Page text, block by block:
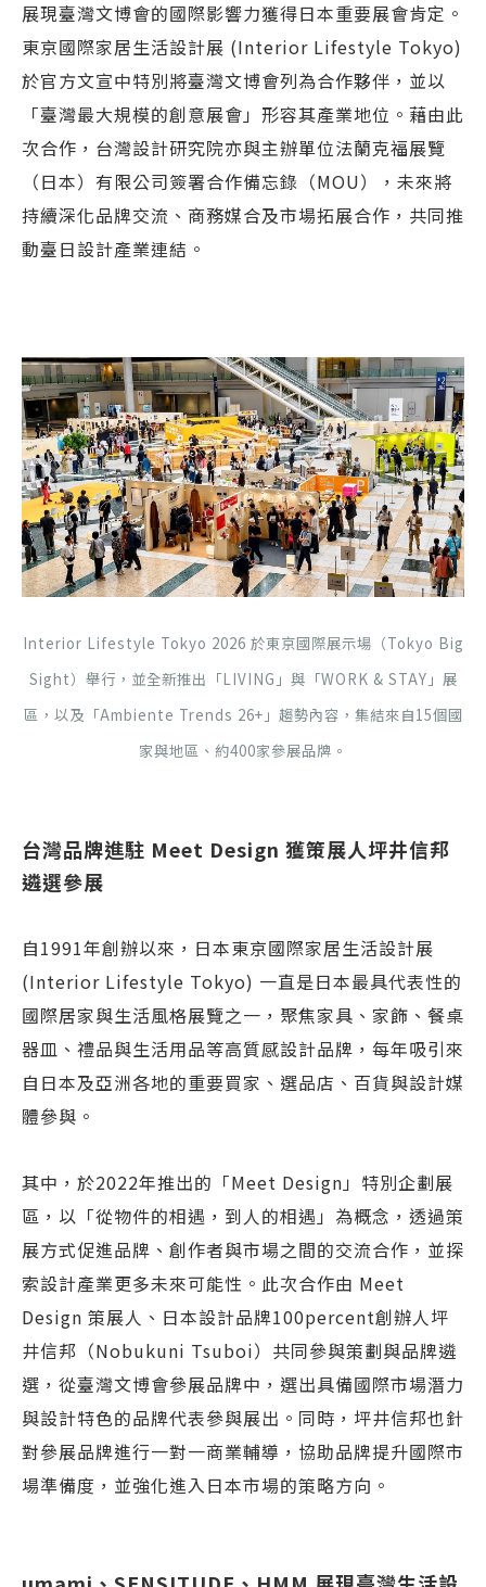
展現臺灣文博會的國際影響力獲得日本重要展會肯定。
東京國際家居生活設計展 (Interior Lifestyle Tokyo)
於官方文宣中特別將臺灣文博會列為合作夥伴，並以
「臺灣最大規模的創意展會」形容其產業地位。藉由此
次合作，台灣設計研究院亦與主辦單位法蘭克福展覽
（日本）有限公司簽署合作備忘錄（MOU），未來將
持續深化品牌交流、商務媒合及市場拓展合作，共同推
動臺日設計產業連結。
Interior Lifestyle Tokyo 2026 於東京國際展示場（Tokyo Big
Sight）舉行，並全新推出「LIVING」與「WORK & STAY」展
區，以及「Ambiente Trends 26+」趨勢內容，集結來自15個國
家與地區、約400家參展品牌。
台灣品牌進駐 Meet Design 獲策展人坪井信邦
遴選參展
自1991年創辦以來，日本東京國際家居生活設計展
(Interior Lifestyle Tokyo) 一直是日本最具代表性的
國際居家與生活風格展覽之一，聚焦家具、家飾、餐桌
器皿、禮品與生活用品等高質感設計品牌，每年吸引來
自日本及亞洲各地的重要買家、選品店、百貨與設計媒
體參與。
其中，於2022年推出的「Meet Design」特別企劃展
區，以「從物件的相遇，到人的相遇」為概念，透過策
展方式促進品牌、創作者與市場之間的交流合作，並探
索設計產業更多未來可能性。此次合作由 Meet
Design 策展人、日本設計品牌100percent創辦人坪
井信邦（Nobukuni Tsuboi）共同參與策劃與品牌遴
選，從臺灣文博會參展品牌中，選出具備國際市場潛力
與設計特色的品牌代表參與展出。同時，坪井信邦也針
對參展品牌進行一對一商業輔導，協助品牌提升國際市
場準備度，並強化進入日本市場的策略方向。